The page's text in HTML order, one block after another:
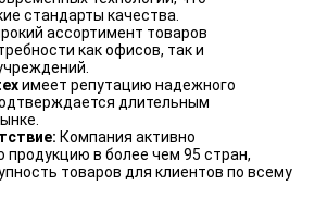
стандарты качества.
ассортимент товаров
как офисов, так и
имеет репутацию надежного
длительным
Компания активно
продукцию в более чем 95 стран,
товаров для клиентов по всему